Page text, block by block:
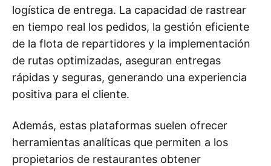
logística de entrega. La capacidad de rastrear
en tiempo real los pedidos, la gestión eficiente
de la flota de repartidores y la implementación
de rutas optimizadas, aseguran entregas
rápidas y seguras, generando una experiencia
positiva para el cliente.
Además, estas plataformas suelen ofrecer
herramientas analíticas que permiten a los
propietarios de restaurantes obtener